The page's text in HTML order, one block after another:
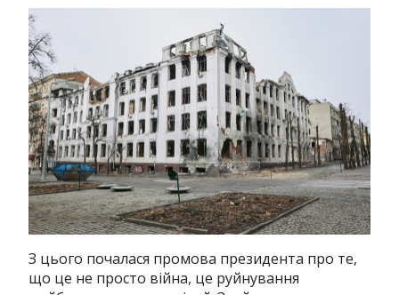
З цього почалася промова президента про те,
що це не просто війна, це руйнування